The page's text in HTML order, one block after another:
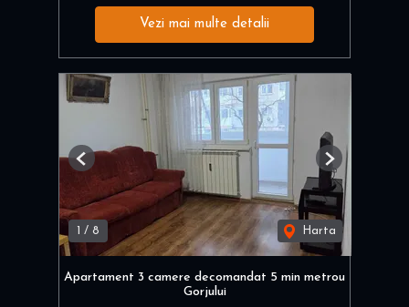
Vezi mai multe detalii
/ 8 Harta
Previous Next
Apartament 3 camere decomandat 5 min metrou
Gorjului